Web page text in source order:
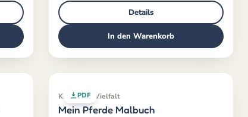
Details
In den Warenkorb
PDF
Klassiker · Vielfalt
Mein Pferde Malbuch